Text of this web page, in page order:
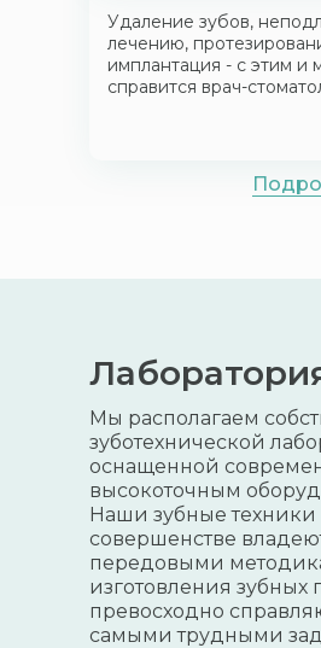
Удаление зубов,
лечению,
имплантация - с этим и
справится врач-
Мы располагаем
зуботехнической
оснащенной
высокоточным
Наши зубные техники
совершенстве
передовыми
изготовления зубных
превосходно
самыми трудными